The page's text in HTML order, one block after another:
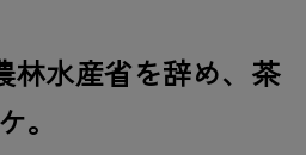
林水産省を辞め、茶
。